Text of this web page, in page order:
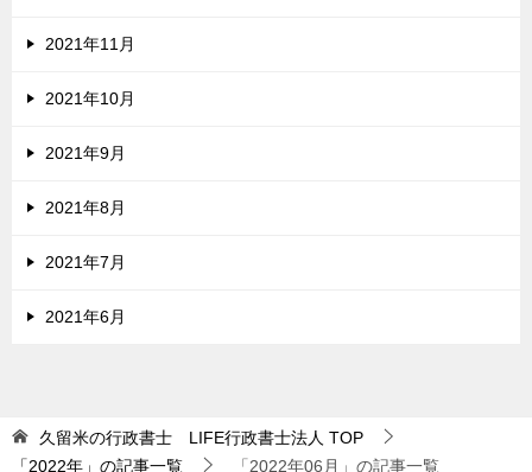
2021年11月
2021年10月
2021年9月
2021年8月
2021年7月
2021年6月
久留米の行政書士 LIFE行政書士法人 TOP
「2022年」の記事一覧
「2022年06月」の記事一覧